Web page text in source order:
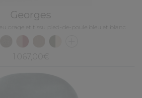
Georges
orage et tissu pied-de-poule bleu et blanc
1 067,00€